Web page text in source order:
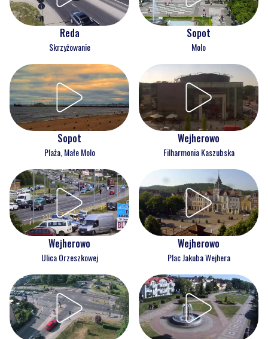
Reda
Skrzyżowanie
Sopot
Molo
Sopot
Plaża, Małe Molo
Wejherowo
Filharmonia Kaszubska
Wejherowo
Ulica Orzeszkowej
Wejherowo
Plac Jakuba Wejhera